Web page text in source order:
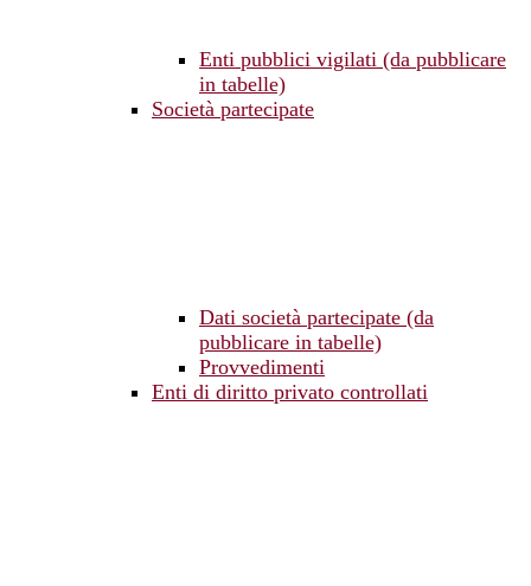
Enti pubblici vigilati (da pubblicare
in tabelle)
Società partecipate
Dati società partecipate (da
pubblicare in tabelle)
Provvedimenti
Enti di diritto privato controllati